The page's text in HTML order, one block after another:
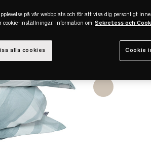
på vår webbplats och för att visa dig personligt
cookie-inställningar. Information om Sekretess och
Cookie
alla cookies